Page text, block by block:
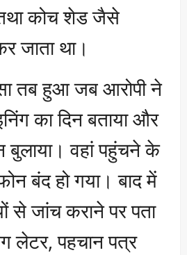
कोच शेड जैसे
जाता था।
तब हुआ जब आरोपी ने
का दिन बताया और
बुलाया। वहां पहुंचने के
बंद हो गया। बाद में
से जांच कराने पर पता
लेटर, पहचान पत्र